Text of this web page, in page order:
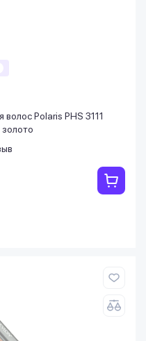
Polaris PHS 3111